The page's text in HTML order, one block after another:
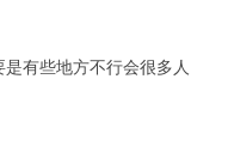
有些地方不行会很多人